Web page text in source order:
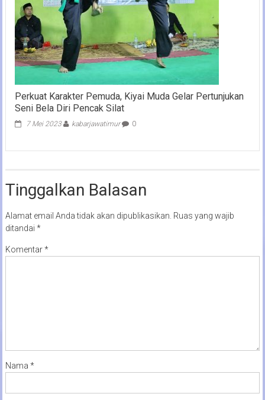
Perkuat Karakter Pemuda, Kiyai Muda Gelar Pertunjukan
Seni Bela Diri Pencak Silat
7 Mei 2023 kabarjawatimur 0
Tinggalkan Balasan
Alamat email Anda tidak akan dipublikasikan. Ruas yang wajib
ditandai *
Komentar*
Nama *